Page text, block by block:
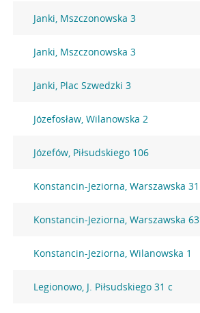
Janki, Mszczonowska 3
Janki, Mszczonowska 3
Janki, Plac Szwedzki 3
Józefosław, Wilanowska 2
Józefów, Piłsudskiego 106
Konstancin-Jeziorna, Warszawska 31
Konstancin-Jeziorna, Warszawska 63
Konstancin-Jeziorna, Wilanowska 1
Legionowo, J. Piłsudskiego 31 c